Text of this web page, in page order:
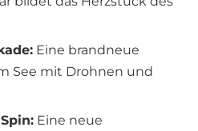
Eine brandneue
See mit Drohnen und
Eine neue